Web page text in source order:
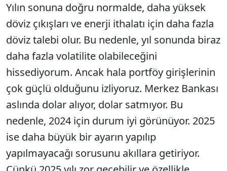
Yılın sonuna doğru normalde, daha yüksek
döviz çıkışları ve enerji ithalatı için daha fazla
döviz talebi olur. Bu nedenle, yıl sonunda biraz
daha fazla volatilite olabileceğini
hissediyorum. Ancak hala portföy girişlerinin
çok güçlü olduğunu izliyoruz. Merkez Bankası
aslında dolar alıyor, dolar satmıyor. Bu
nedenle, 2024 için durum iyi görünüyor. 2025
ise daha büyük bir ayarın yapılıp
yapılmayacağı sorusunu akıllara getiriyor.